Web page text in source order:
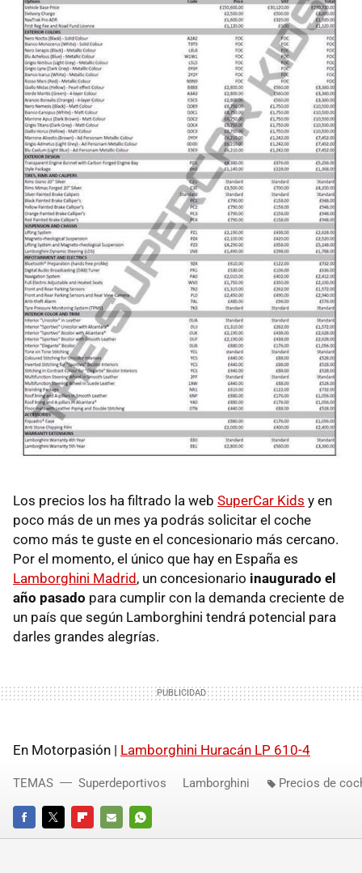
Los precios los ha filtrado la web SuperCar Kids y en
poco más de un mes ya podrás solicitar el coche
como más te guste en el concesionario más cercano.
Por el momento, el único que hay en España es
Lamborghini Madrid, un concesionario inaugurado el
año pasado para cumplir con la demanda creciente de
un país que según Lamborghini tendrá potencial para
darles grandes alegrías.
En Motorpasión | Lamborghin​i Huracán LP 610-4
FACEBOOKTWITTERFLIPBOARD
E-
WHATSAPP
TEMAS Superdeportivos Lamborghini Precios de